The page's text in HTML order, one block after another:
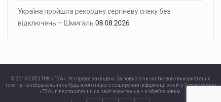
Україна пройшла рекордну серпневу спеку без
відключень – Шмигаль 08.08.2026
© 2013-2025 ТРК «ТВА». Усі права захищено. За повного чи часткового використання
текстів та зображень чи за будь-якого іншого поширення інформації з сайту Телекомпанії
«ТВА» гіперпосилання на сайт www.tva.ua – є обов’язковим.